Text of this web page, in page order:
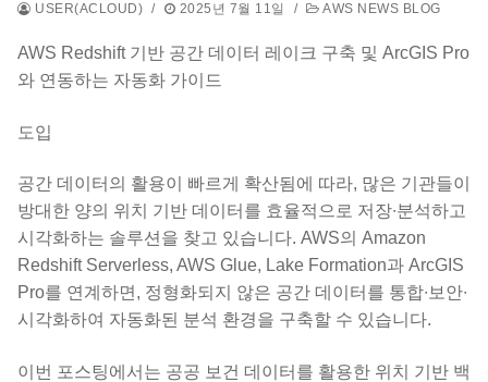
USER(ACLOUD) / 2025년 7월 11일 / AWS NEWS BLOG
AWS Redshift 기반 공간 데이터 레이크 구축 및 ArcGIS Pro
와 연동하는 자동화 가이드
도입
공간 데이터의 활용이 빠르게 확산됨에 따라, 많은 기관들이
방대한 양의 위치 기반 데이터를 효율적으로 저장∙분석하고
시각화하는 솔루션을 찾고 있습니다. AWS의 Amazon
Redshift Serverless, AWS Glue, Lake Formation과 ArcGIS
Pro를 연계하면, 정형화되지 않은 공간 데이터를 통합∙보안∙
시각화하여 자동화된 분석 환경을 구축할 수 있습니다.
이번 포스팅에서는 공공 보건 데이터를 활용한 위치 기반 백